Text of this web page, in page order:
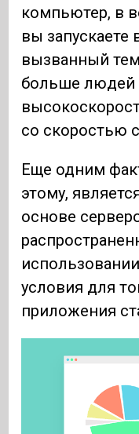
компьютер, в
вы запускаете
вызванный
больше людей
со скоростью
Еще одним
этому,
основе
условия для
приложения